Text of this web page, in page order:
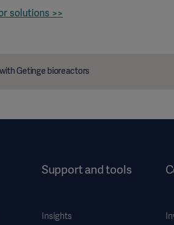
solutions >>
Getinge bioreactors
Support and tools
Insights